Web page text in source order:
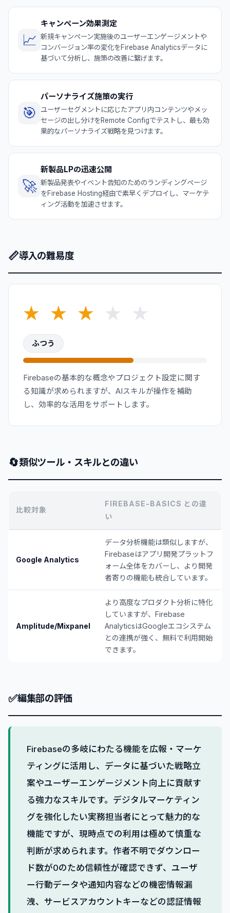
📈
キャンペーン効果測定
新規キャンペーン実施後のユーザーエンゲージメントや
コンバージョン率の変化をFirebase Analyticsデータに
基づいて分析し、施策の改善に繋げます。
🎯
パーソナライズ施策の実行
ユーザーセグメントに応じたアプリ内コンテンツやメッ
セージの出し分けをRemote Configでテストし、最も効
果的なパーソナライズ戦略を見つけます。
🚀
新製品LPの迅速公開
新製品発表やイベント告知のためのランディングページ
をFirebase Hosting経由で素早くデプロイし、マーケテ
ィング活動を加速させます。
📏導入の難易度
★ ★ ★ ★ ★
ふつう
Firebaseの基本的な概念やプロジェクト設定に関す
る知識が求められますが、AIスキルが操作を補助
し、効率的な活用をサポートします。
🔄類似ツール・スキルとの違い
比較対象
FIREBASE-BASICS との違
い
Google Analytics
データ分析機能は類似しますが、
Firebaseはアプリ開発プラットフ
ォーム全体をカバーし、より開発
者寄りの機能も統合しています。
Amplitude/Mixpanel
より高度なプロダクト分析に特化
していますが、Firebase
AnalyticsはGoogleエコシステム
との連携が強く、無料で利用開始
できます。
✅編集部の評価
Firebaseの多岐にわたる機能を広報・マーケ
ティングに活用し、データに基づいた戦略立
案やユーザーエンゲージメント向上に貢献す
る強力なスキルです。デジタルマーケティン
グを強化したい実務担当者にとって魅力的な
機能ですが、現時点での利用は極めて慎重な
判断が求められます。作者不明でダウンロー
ド数が0のため信頼性が確認できず、ユーザ
ー行動データや通知内容などの機密情報漏
洩、サービスアカウントキーなどの認証情報